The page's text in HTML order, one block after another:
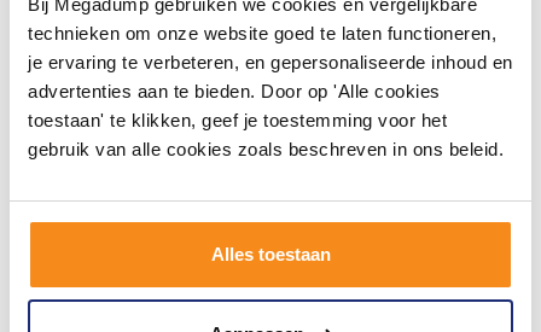
Bij Megadump gebruiken we cookies en vergelijkbare
technieken om onze website goed te laten functioneren,
je ervaring te verbeteren, en gepersonaliseerde inhoud en
advertenties aan te bieden. Door op 'Alle cookies
toestaan' te klikken, geef je toestemming voor het
gebruik van alle cookies zoals beschreven in ons beleid.
Alles toestaan
Toiletkraan Valencia De
Luxe Rvs Keramisch
2 werkdagen
64,07
52,95
Meer info
Fonteinkraan Athena
Chroom Keramisch
Vóór 14:00 besteld,
volgende werkdag in huis
41,95
Meer info